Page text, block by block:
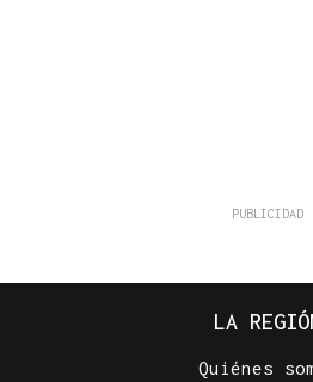
LA
Quiénes